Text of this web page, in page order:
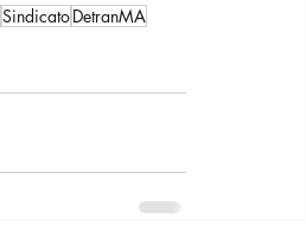
SindicatoDetranMA